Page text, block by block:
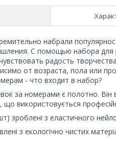
набрали
С помощью набора
радость
от возраста, пола или
- что входит в набор?
за номерами є полотно. Він
що використовується
зроблені з еластичного
з екологічно чистих